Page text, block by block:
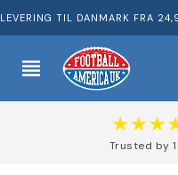
LEVERING TIL DANMARK FRA
view_headline
Trusted by